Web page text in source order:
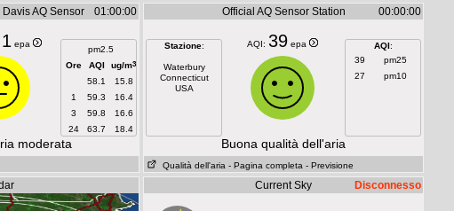
AQ Sensor 01:00:00
epa
pm2.5
Ore
AQI ug/m3
58.1
15.8
1
59.3
16.4
3
59.8
16.6
24
63.7 18.4
moderata
Official AQ Sensor Station 00:00:00
Stazione:
Waterbury
Connecticut
USA
AQI: 39 epa AQI:
39
pm25
27
pm10
Buona qualità dell'aria
Qualità dell'aria - Pagina completa - Previsione
Current Sky Disconnesso